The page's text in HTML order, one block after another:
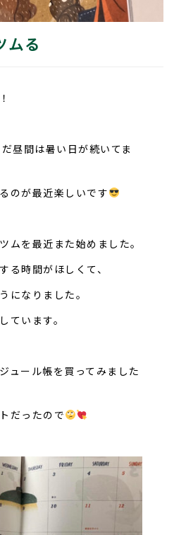
ムる
昼間は暑い日が続いてま
のが最近楽しいです
ムを最近また始めました。
る時間がほしくて、
になりました。
ています。
ュール帳を買ってみました
だったので